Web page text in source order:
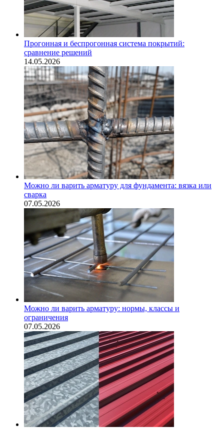
Прогонная и беспрогонная система покрытий:
сравнение решений
14.05.2026
Можно ли варить арматуру для фундамента: вязка или
сварка
07.05.2026
Можно ли варить арматуру: нормы, классы и
ограничения
07.05.2026